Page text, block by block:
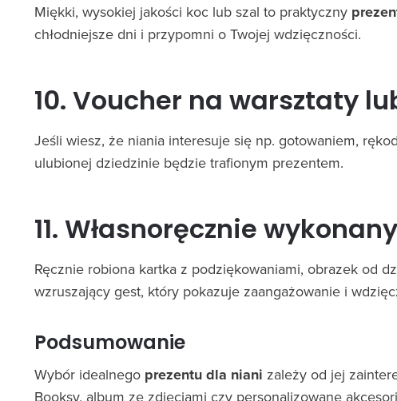
Miękki, wysokiej jakości koc lub szal to praktyczny
chłodniejsze dni i przypomni o Twojej wdzięczności.
10. Voucher na warsztaty
Jeśli wiesz, że niania interesuje się np. gotowaniem,
ulubionej dziedzinie będzie trafionym prezentem.
11. Własnoręcznie
Ręcznie robiona kartka z podziękowaniami, obrazek od
wzruszający gest, który pokazuje zaangażowanie i
Podsumowanie
Wybór idealnego prezentu dla niani zależy od jej
Booksy, album ze zdjęciami czy personalizowane